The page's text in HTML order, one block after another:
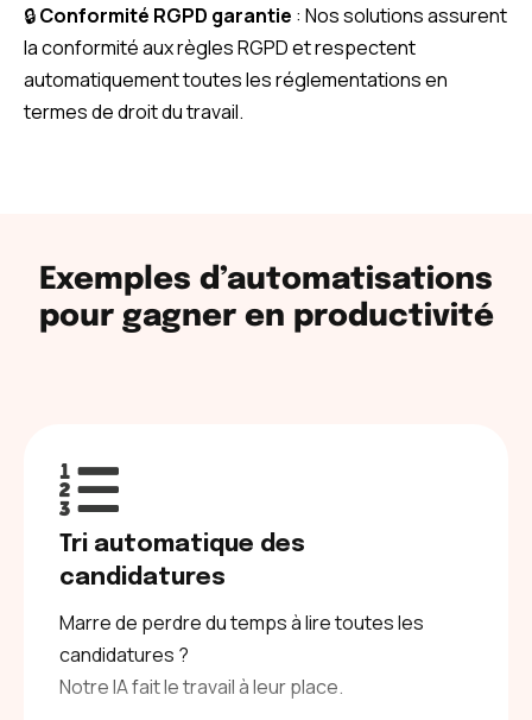
🔒Conformité RGPD garantie : Nos solutions assurent
la conformité aux règles RGPD et respectent
automatiquement toutes les réglementations en
termes de droit du travail.
Exemples d’automatisations
pour gagner en productivité
Tri automatique des
candidatures
Marre de perdre du temps à lire toutes les
candidatures ?
Notre IA fait le travail à leur place.